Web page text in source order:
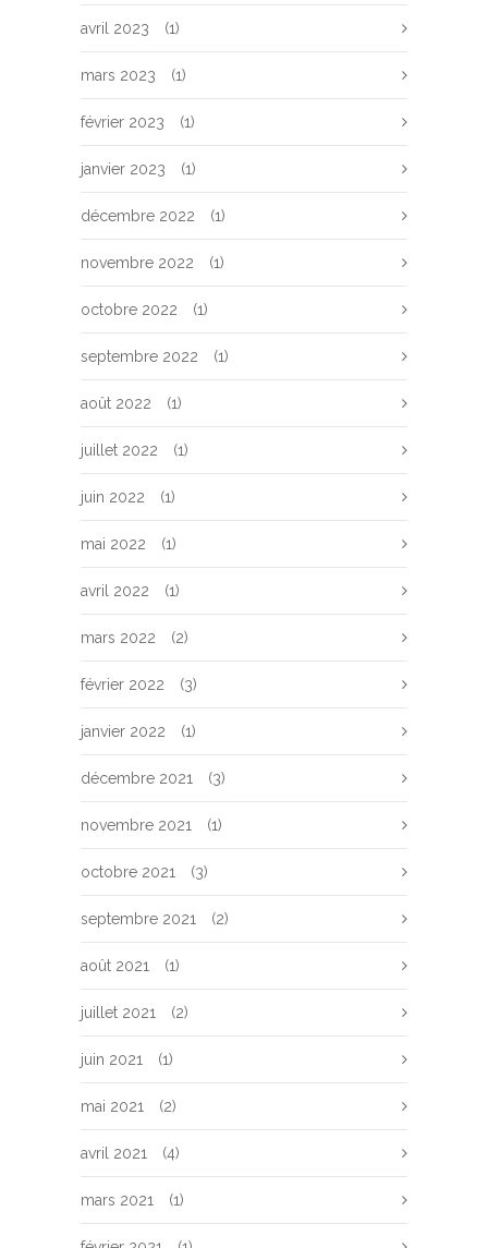
avril 2023 (1)
mars 2023 (1)
février 2023 (1)
janvier 2023 (1)
décembre 2022 (1)
novembre 2022 (1)
octobre 2022 (1)
septembre 2022 (1)
août 2022 (1)
juillet 2022 (1)
juin 2022 (1)
mai 2022 (1)
avril 2022 (1)
mars 2022 (2)
février 2022 (3)
janvier 2022 (1)
décembre 2021 (3)
novembre 2021 (1)
octobre 2021 (3)
septembre 2021 (2)
août 2021 (1)
juillet 2021 (2)
juin 2021 (1)
mai 2021 (2)
avril 2021 (4)
mars 2021 (1)